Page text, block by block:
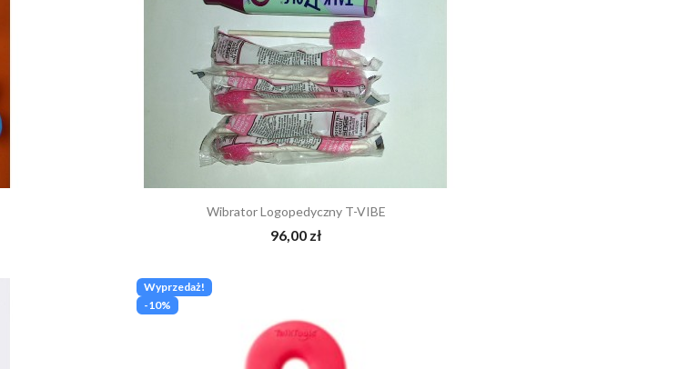
Wibrator Logopedyczny T-VIBE
96,00 zł
Wyprzedaż!
-10%